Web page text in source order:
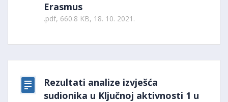
Erasmus
.pdf, 660.8 KB, 18. 10. 2021.
Rezultati analize izvješća
sudionika u Ključnoj aktivnosti 1 u